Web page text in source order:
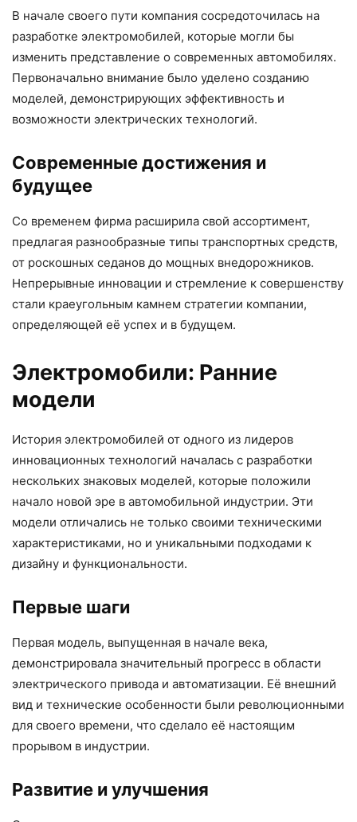
В начале своего пути компания сосредоточилась на
разработке электромобилей, которые могли бы
изменить представление о современных автомобилях.
Первоначально внимание было уделено созданию
моделей, демонстрирующих эффективность и
возможности электрических технологий.
Современные достижения и
будущее
Со временем фирма расширила свой ассортимент,
предлагая разнообразные типы транспортных средств,
от роскошных седанов до мощных внедорожников.
Непрерывные инновации и стремление к совершенству
стали краеугольным камнем стратегии компании,
определяющей её успех и в будущем.
Электромобили: Ранние
модели
История электромобилей от одного из лидеров
инновационных технологий началась с разработки
нескольких знаковых моделей, которые положили
начало новой эре в автомобильной индустрии. Эти
модели отличались не только своими техническими
характеристиками, но и уникальными подходами к
дизайну и функциональности.
Первые шаги
Первая модель, выпущенная в начале века,
демонстрировала значительный прогресс в области
электрического привода и автоматизации. Её внешний
вид и технические особенности были революционными
для своего времени, что сделало её настоящим
прорывом в индустрии.
Развитие и улучшения